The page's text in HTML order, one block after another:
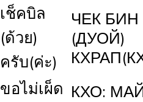
เช็คบิล
(ด้วย)
ครับ(ค่ะ)
ЧЕК БИН
(ДУОЙ)
ขอไม่เผ็ด КХО: